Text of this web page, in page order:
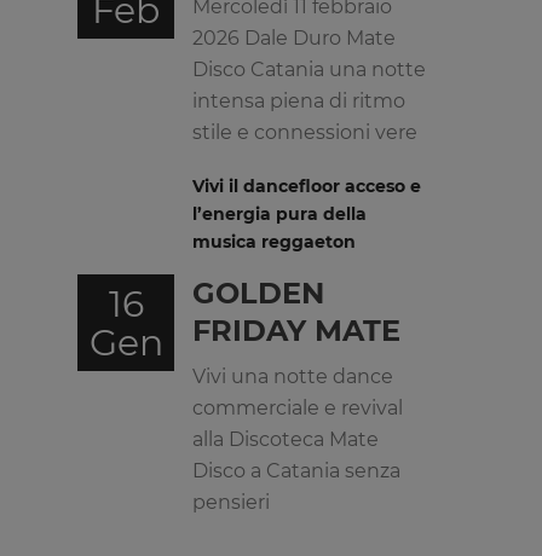
Feb
Mercoledì 11 febbraio
2026 Dale Duro Mate
Disco Catania una notte
intensa piena di ritmo
stile e connessioni vere
Vivi il dancefloor acceso e
l’energia pura della
musica reggaeton
16
Gen
GOLDEN
FRIDAY MATE
Vivi una notte dance
commerciale e revival
alla Discoteca Mate
Disco a Catania senza
pensieri